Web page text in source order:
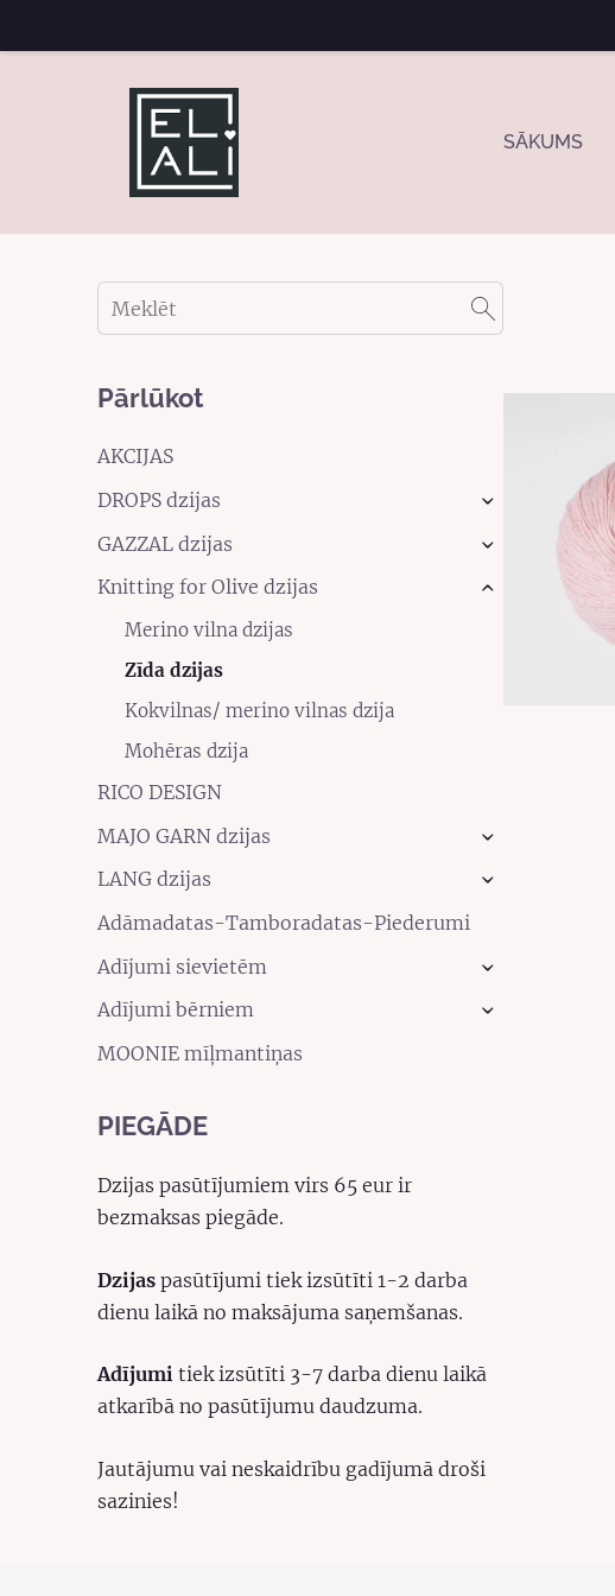
SĀKUMS
Pārlūkot
AKCIJAS
DROPS dzijas
›
GAZZAL dzijas ›
Knitting for Olive dzijas
Merino vilna dzijas
Zīda dzijas
Kokvilnas/ merino vilnas dzija
Mohēras dzija
›
RICO DESIGN
MAJO GARN dzijas
›
LANG dzijas ›
Adāmadatas-Tamboradatas-Piederumi
Adījumi sievietēm
›
Adījumi bērniem ›
MOONIE mīļmantiņas
PIEGĀDE
Dzijas pasūtījumiem virs 65 eur ir
bezmaksas piegāde.
Dzijas pasūtījumi tiek izsūtīti 1-2 darba
dienu laikā no maksājuma saņemšanas.
Adījumi tiek izsūtīti 3-7 darba dienu laikā
atkarībā no pasūtījumu daudzuma.
Jautājumu vai neskaidrību gadījumā droši
sazinies!